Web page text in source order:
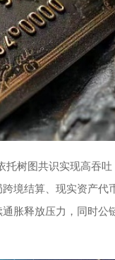
树图共识实现高吞
境结算、现实资产代
胀释放压力，同时公